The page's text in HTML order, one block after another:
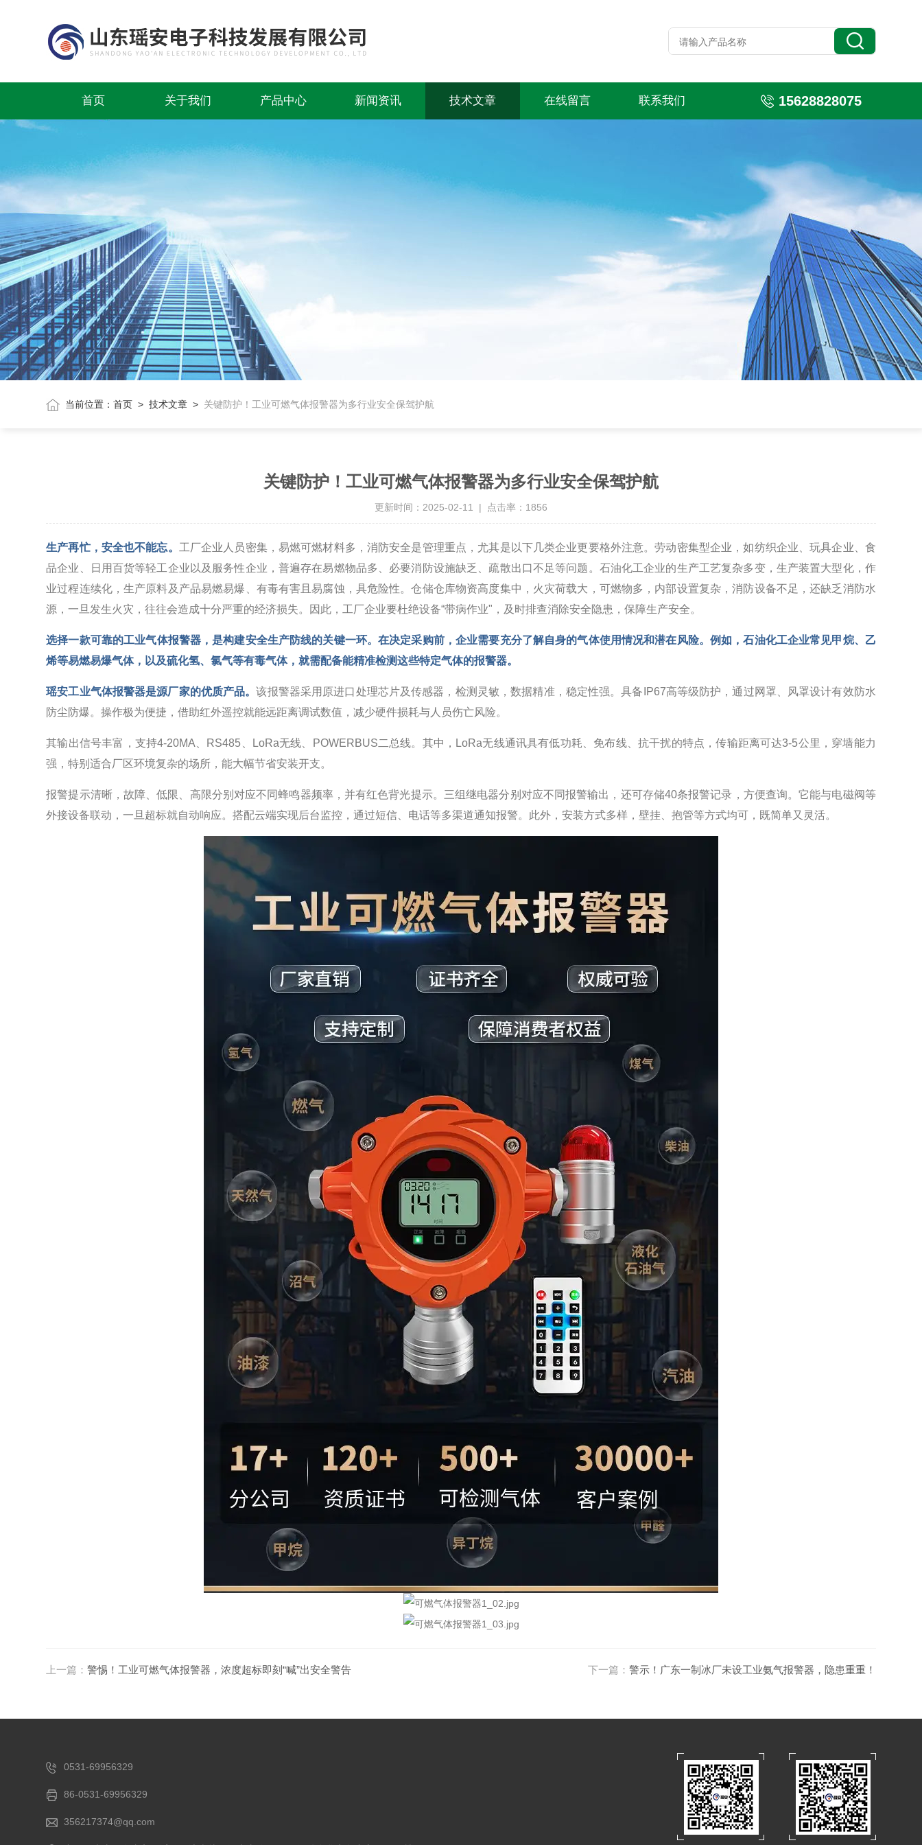
首页 关于我们 产品中心 新闻资讯 技术文章 在线留言 联系我们 15628828075
当前位置：首页 >技术文章 > 关键防护！工业可燃气体报警器为多行业安全保驾护航
关键防护！工业可燃气体报警器为多行业安全保驾护航
更新时间：2025-02-11 | 点击率：1856
生产再忙，安全也不能忘。 工厂企业人员密集，易燃可燃材料多，消防安全是管理重点，尤其是以下几类企业更要格外注意。劳动密集型企业，如纺织企业、玩具企业、食
品企业、日用百货等轻工企业以及服务性企业，普遍存在易燃物品多、必要消防设施缺乏、疏散出口不足等问题。石油化工企业的生产工艺复杂多变，生产装置大型化，作
业过程连续化，生产原料及产品易燃易爆、有毒有害且易腐蚀，具危险性。仓储仓库物资高度集中，火灾荷载大，可燃物多，内部设置复杂，消防设备不足，还缺乏消防水
源，一旦发生火灾，往往会造成十分严重的经济损失。因此，工厂企业要杜绝设备“带病作业"，及时排查消除安全隐患，保障生产安全。
选择一款可靠的工业气体报警器，是构建安全生产防线的关键一环。在决定采购前，企业需要充分了解自身的气体使用情况和潜在风险。例如，石油化工企业常见甲烷、乙
烯等易燃易爆气体，以及硫化氢、氯气等有毒气体，就需配备能精准检测这些特定气体的报警器。
瑶安工业气体报警器是源厂家的优质产品。该报警器采用原进口处理芯片及传感器，检测灵敏，数据精准，稳定性强。具备IP67高等级防护，通过网罩、风罩设计有效防水
防尘防爆。操作极为便捷，借助红外遥控就能远距离调试数值，减少硬件损耗与人员伤亡风险。
其输出信号丰富，支持4-20MA、RS485、LoRa无线、POWERBUS二总线。其中，LoRa无线通讯具有低功耗、免布线、抗干扰的特点，传输距离可达3-5公里，穿墙能力
强，特别适合厂区环境复杂的场所，能大幅节省安装开支。
报警提示清晰，故障、低限、高限分别对应不同蜂鸣器频率，并有红色背光提示。三组继电器分别对应不同报警输出，还可存储40条报警记录，方便查询。它能与电磁阀等
外接设备联动，一旦超标就自动响应。搭配云端实现后台监控，通过短信、电话等多渠道通知报警。此外，安装方式多样，壁挂、抱管等方式均可，既简单又灵活。
上一篇：警惕！工业可燃气体报警器，浓度超标即刻“喊”出安全警告 下一篇： 警示！广东一制冰厂未设工业氨气报警器，隐患重重！
0531-69956329
86-0531-69956329
356217374@qq.com